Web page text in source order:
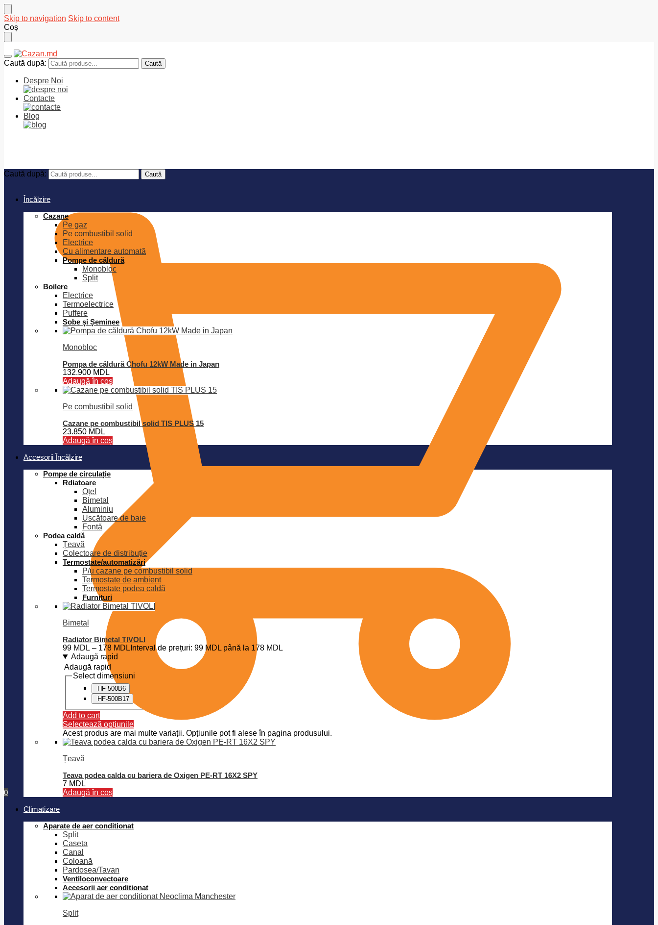
Skip to navigation Skip to content
Coș
Caută după: Caută
Despre Noi
Contacte
Blog
0
Caută după: Caută
Încălzire
Cazane
Pe gaz
Pe combustibil solid
Electrice
Cu alimentare automată
Pompe de căldură
Monobloc
Split
Boilere
Electrice
Termoelectrice
Puffere
Sobe și Șeminee
Monobloc
Pompa de căldură Chofu 12kW Made in Japan
132.900 MDL
Adaugă în coș
Pe combustibil solid
Cazane pe combustibil solid TIS PLUS 15
23.850 MDL
Adaugă în coș
Accesorii Încălzire
Pompe de circulație
Rdiatoare
Oțel
Bimetal
Aluminiu
Uscătoare de baie
Fontă
Podea caldă
Țeavă
Colectoare de distribuție
Termostate/automatizări
P/u cazane pe combustibil solid
Termostate de ambient
Termostate podea caldă
Furnituri
Bimetal
Radiator Bimetal TIVOLI
99 MDL – 178 MDL Interval de prețuri: 99 MDL până la 178 MDL
Adaugă rapid
Adaugă rapid
Select dimensiuni
HF-500B6
HF-500B17
Add to cart
Selectează opțiunile
Acest produs are mai multe variații. Opțiunile pot fi alese în pagina produsului.
Țeavă
Teava podea calda cu bariera de Oxigen PE-RT 16X2 SPY
7 MDL
Adaugă în coș
Climatizare
Aparate de aer conditionat
Split
Caseta
Canal
Coloană
Pardosea/Tavan
Ventiloconvectoare
Accesorii aer conditionat
Split